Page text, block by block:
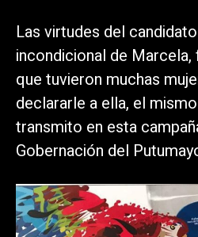
Las virtudes del
incondicional de
que tuvieron muchas
declararle a ella, el
transmito en esta
Gobernación del